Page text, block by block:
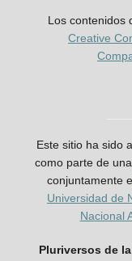
Los contenidos
Creative
Este sitio ha sido
como parte de
conjuntamente
Universidad de
Nacional
Pluriversos de